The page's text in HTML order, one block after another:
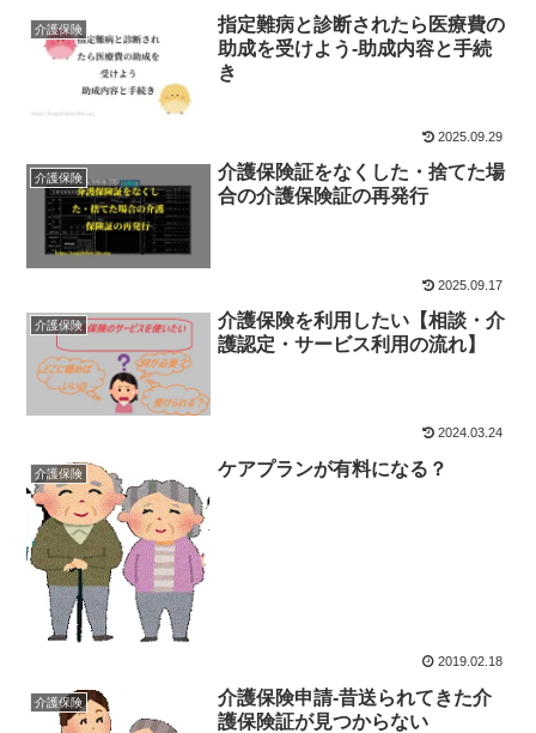
介護保険
指定難病と診断されたら医療費の
助成を受けよう-助成内容と手続
き
2025.09.29
介護保険
介護保険証をなくした・捨てた場
合の介護保険証の再発行
2025.09.17
介護保険
介護保険を利用したい【相談・介
護認定・サービス利用の流れ】
2024.03.24
介護保険 ケアプランが有料になる？
2019.02.18
介護保険
介護保険申請-昔送られてきた介
護保険証が見つからない